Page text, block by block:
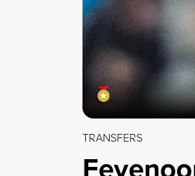
TRANSFERS